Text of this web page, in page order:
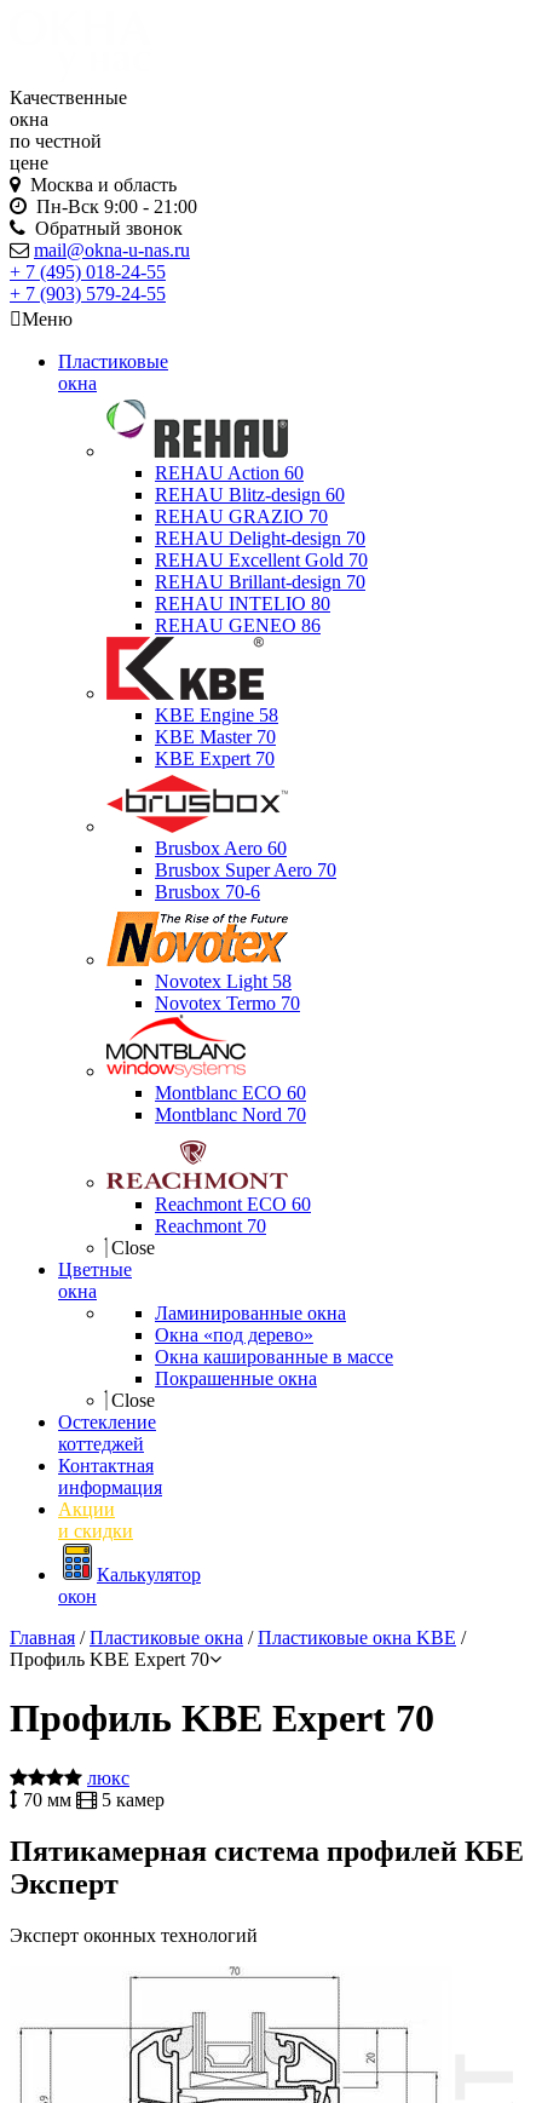
Качественные
окна
по честной
цене
Москва и область
Пн-Вск 9:00 - 21:00
Обратный звонок
mail@okna-u-nas.ru
+ 7 (495) 018-24-55
+ 7 (903) 579-24-55
Меню
Пластиковые
окна
REHAU Action 60
REHAU Blitz-design 60
REHAU GRAZIO 70
REHAU Delight-design 70
REHAU Excellent Gold 70
REHAU Brillant-design 70
REHAU INTELIO 80
REHAU GENEO 86
KBE Engine 58
KBE Master 70
KBE Expert 70
Brusbox Aero 60
Brusbox Super Aero 70
Brusbox 70-6
Novotex Light 58
Novotex Termo 70
Montblanc ECO 60
Montblanc Nord 70
Reachmont ECO 60
Reachmont 70
Close
Цветные
окна
Ламинированные окна
Окна «под дерево»
Окна кашированные в массе
Покрашенные окна
Close
Остекление
коттеджей
Контактная
информация
Акции
и скидки
Калькулятор
окон
Главная / Пластиковые окна / Пластиковые окна KBE /
Профиль KBE Expert 70
Профиль KBE Expert 70
люкс
70 мм
5 камер
Пятикамерная система профилей КБЕ
Эксперт
Эксперт оконных технологий